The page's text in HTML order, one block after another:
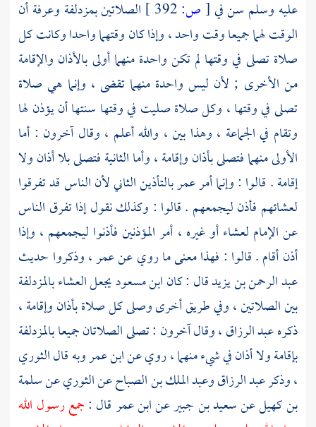
عليه وسلم سن في[ص: الصلاتينبمزدلفة وعرفةأن
الوقت لهما جميعا وقت واحد ، وإذا كان وقتهما واحدا وكانت كل
صلاة تصلى في وقتها لم تكن واحدة منهما أولى بالأذان والإقامة
من الأخرى ; لأن ليس واحدة منهما تقضى ، وإنما هي صلاة
تصلى في وقتها ، وكل صلاة صليت في وقتها سنتها أن يؤذن لها
وتقام في الجماعة ، وهذا بين ، والله أعلم ، وقال آخرون : أما
الأولى منهما فتصلى بأذان وإقامة ، وأما الثانية فتصلى بلا أذان ولا
إقامة . قالوا : وإنما أمرعمربالتأذين الثاني لأن الناس قد تفرقوا
لعشائهم فأذن ليجمعهم . قالوا : وكذلك نقول إذا تفرق الناس
عن الإمام لعشاء أو غيره ، أمر المؤذنين فأذنوا ليجمعهم ، وإذا
أذن أقام . قالوا : فهذا معنى ما روي عنعمر، وذكروا حديث
عبد الرحمن بن يزيدقال : كانابن مسعوديجعل العشاءبالمزدلفة
بين الصلاتين ، وفي طريق أخرى وصلى كل صلاة بأذان وإقامة ،
ذكرهعبد الرزاق، وقال آخرون : تصلى الصلاتان جميعابالمزدلفة
بإقامة ولا أذان في شيء منهما ، روي عنابن عمروبه قالالثوري
، وذكرعبد الرزاقوعبد الملك بن الصباحعنالثوريعنسلمة
بن كهيلعنسعيد بن جبيرعنابن عمرقال :جمع رسول الله